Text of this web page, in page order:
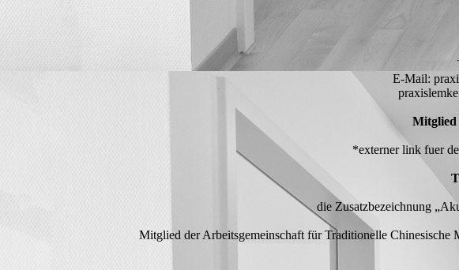
E-Mail:
Mitglied
*externer link fuer
die Zusatzbezeichnung
Mitglied der Arbeitsgemeinschaft für Traditionelle